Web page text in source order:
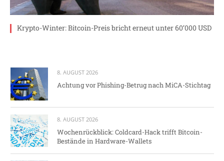
Krypto-Winter: Bitcoin-Preis bricht erneut unter 60’000 USD
8. AUGUST 2026
Achtung vor Phishing-Betrug nach MiCA-Stichtag
8. AUGUST 2026
Wochenrückblick: Coldcard-Hack trifft Bitcoin-
Bestände in Hardware-Wallets